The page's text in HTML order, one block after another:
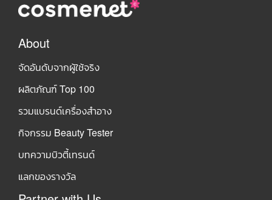
About
จัดอันดับจากผู้ใช้จริง
ผลิตภัณฑ์ Top 100
รวมแบรนด์เครื่องสำอาง
กิจกรรม Beauty Tester
บทความบิวตี้เทรนด์
แลกของรางวัล